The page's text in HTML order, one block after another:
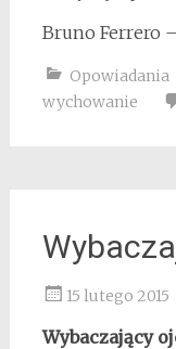
Bruno Ferrero
Opowiadania
wychowanie
15 lutego 2015
Wybaczający